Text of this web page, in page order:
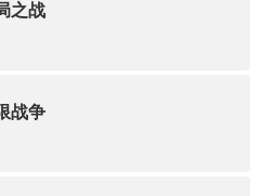
之战
战争